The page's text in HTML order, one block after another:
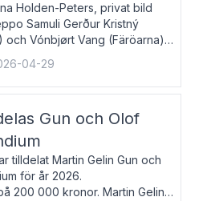
Holden-Peters, privat bild
Samuli Gerður Kristný
och Vónbjørt Vang (Färöarna)
sina verk och samtalar med
De läser upp på
isländska och svenska och
04-29
Gun och Olof
tilldelat Martin Gelin Gun och
för år 2026.
200 000 kronor. Martin Gelin,